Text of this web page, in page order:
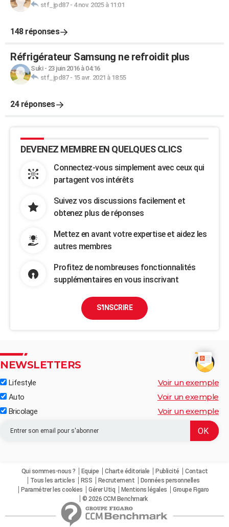
stf_jpd87- 4 nov. 2025 à 11:01
148 réponses
Réfrigérateur Samsung ne refroidit plus
Suki- 23 juin 2016 à 04:16
stf_jpd87- 15 avr. 2021 à 18:55
24 réponses
DEVENEZ MEMBRE EN QUELQUES CLICS
Connectez-vous simplement avec ceux qui
partagent vos intérêts
Suivez vos discussions facilement et
obtenez plus de réponses
Mettez en avant votre expertise et aidez les
autres membres
Profitez de nombreuses fonctionnalités
supplémentaires en vous inscrivant
S'INSCRIRE
NEWSLETTERS
Lifestyle Voir un exemple
Auto Voir un exemple
Bricolage Voir un exemple
Qui sommes-nous ? Equipe Charte éditoriale Publicité
Contact
Tous les articles
RSS Recrutement
Données personnelles
Paramétrer les cookies
Gérer Utiq Mentions légales
Groupe Figaro
© 2026 CCM Benchmark